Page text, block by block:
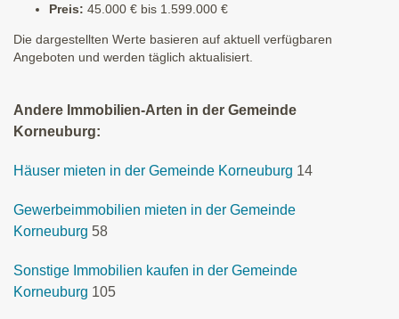
Preis: 45.000 € bis 1.599.000 €
Die dargestellten Werte basieren auf aktuell verfügbaren
Angeboten und werden täglich aktualisiert.
Andere Immobilien-Arten in der Gemeinde
Korneuburg:
Häuser mieten in der Gemeinde Korneuburg 14
Gewerbeimmobilien mieten in der Gemeinde
Korneuburg 58
Sonstige Immobilien kaufen in der Gemeinde
Korneuburg 105